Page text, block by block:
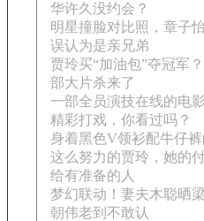
华许久没约会？
明星撞脸对比照，章子
误认为是亲兄弟
贾玲买“加油包”夺冠军
部大片杀来了
一部全员演技在线的电
精彩打戏，你看过吗？
身着黑色V领衫配牛仔
这么努力的贾玲，她的
给有准备的人
梦幻联动！妻夫木聪晒
朝伟老到不敢认